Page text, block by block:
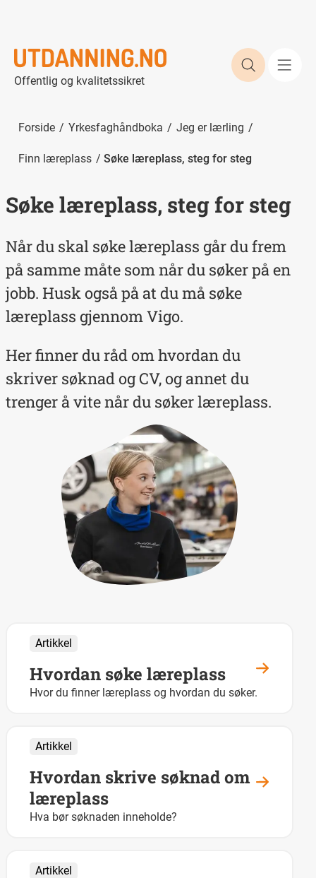
Offentlig og kvalitetssikret
Forside Yrkesfaghåndboka Jeg er lærling
Finn læreplass Søke læreplass, steg for steg
Søke læreplass, steg for steg
Når du skal søke læreplass går du frem
på samme måte som når du søker på en
jobb. Husk også på at du må søke
læreplass gjennom Vigo.
Her finner du råd om hvordan du
skriver søknad og CV, og annet du
trenger å vite når du søker læreplass.
Artikkel
Hvordan søke læreplass
Hvor du finner læreplass og hvordan du søker.
Artikkel
Hvordan skrive søknad om
læreplass
Hva bør søknaden inneholde?
Artikkel